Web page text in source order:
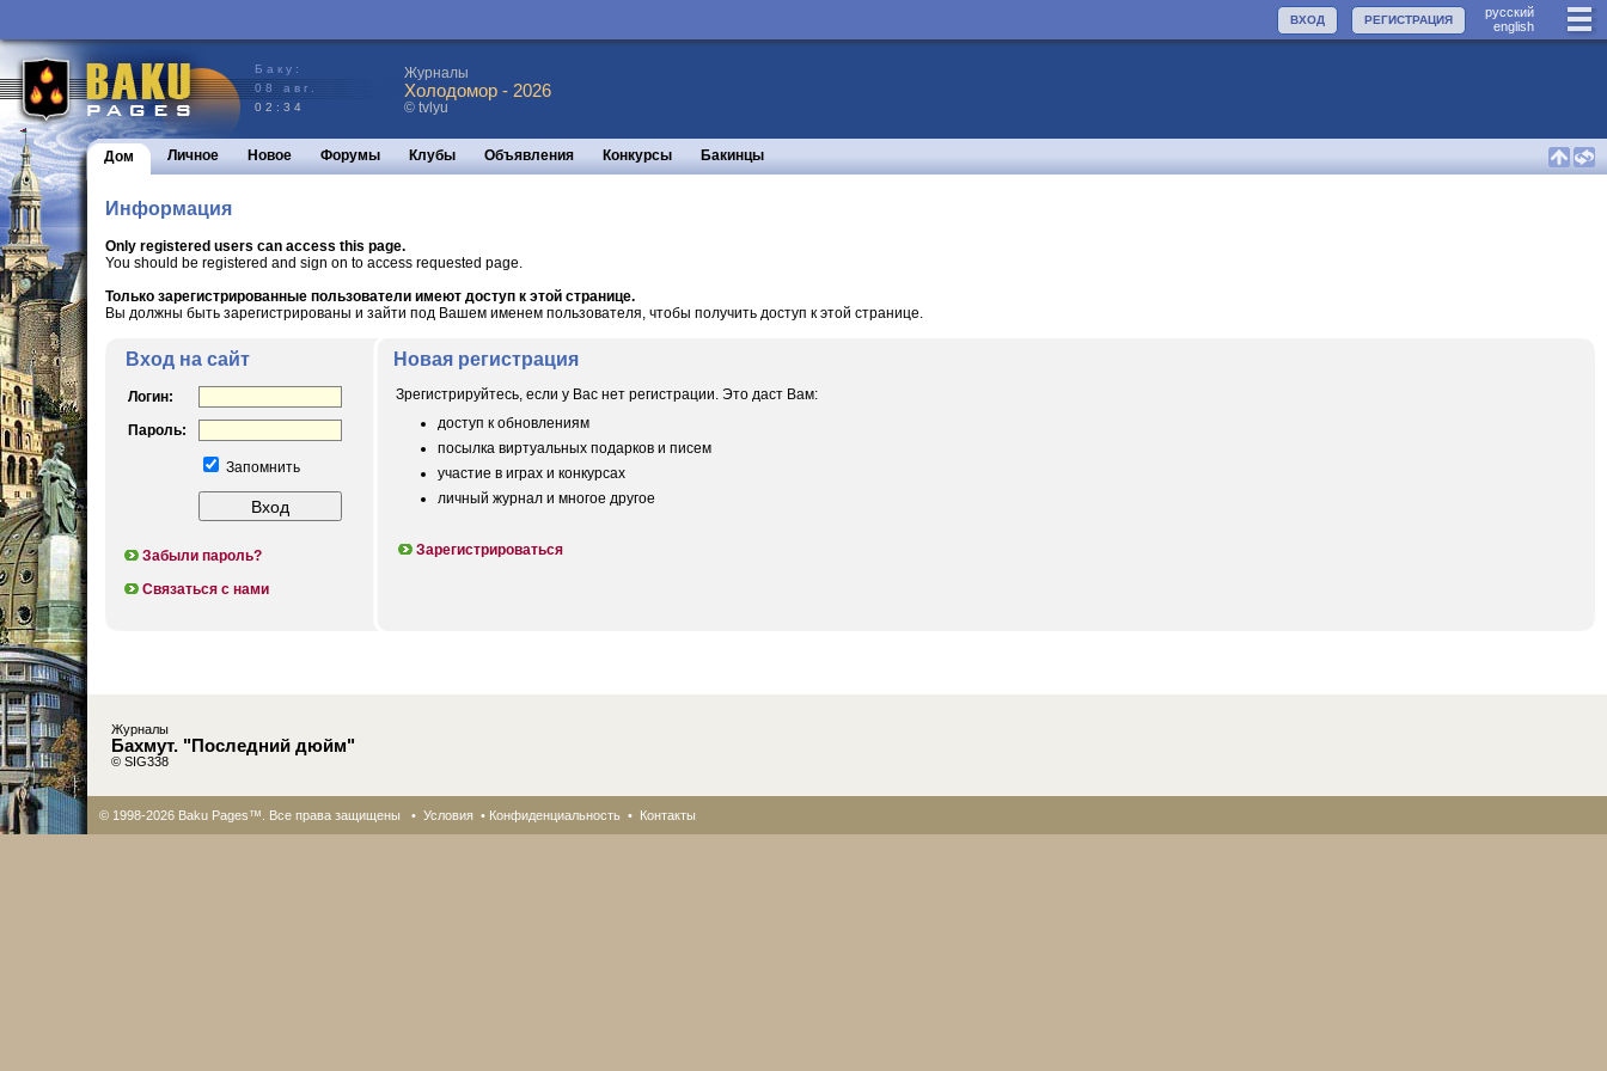
руccкий
english
РЕГИСТРАЦИЯ
ВХОД
Баку:
08 авг.
02:34
Журналы
Холодомор - 2026
© tvlyu
Дом Личное Новое Форумы Клубы Объявления Конкурсы Бакинцы
Информация
Only registered users can access this page.
You should be registered and sign on to access requested page.
Только зарегистрированные пользователи имеют доступ к этой странице.
Вы должны быть зарегистрированы и зайти под Вашем именем пользователя, чтобы получить доступ к этой странице.
Вход на сайт
Логин:
Пароль:
Запомнить
Забыли пароль?
Связаться с нами
Новая регистрация
Зрегистрируйтесь, если у Вас нет регистрации. Это даст Вам:
доступ к обновлениям
посылка виртуальных подарков и писем
участие в играх и конкурсах
личный журнал и многое другое
Зарегистрироваться
Журналы
Бахмут. "Последний дюйм"
© SIG338
© 1998-2026 Baku Pages™. Все права защищены • Условия • Конфиденциальность • Контакты